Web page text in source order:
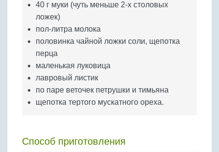
40 г муки (чуть меньше 2-х столовых
ложек)
пол-литра молока
половинка чайной ложки соли, щепотка
перца
маленькая луковица
лавровый листик
по паре веточек петрушки и тимьяна
щепотка тертого мускатного ореха.
Способ приготовления